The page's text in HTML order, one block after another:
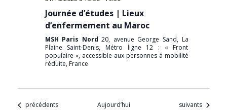
Journée d’études | Lieux
d’enfermement au Maroc
MSH Paris Nord20, avenue George Sand, La
Plaine Saint-Denis, Métro ligne 12 : « Front
populaire », accessible aux personnes à mobilité
réduite, France
Évènements
précédents Aujourd’hui Évènements
suivants